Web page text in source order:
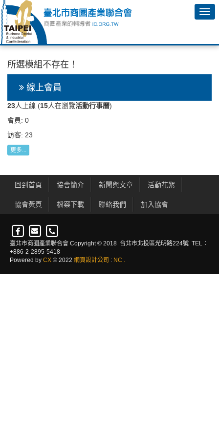
所選模組不存在！
線上會員
23人上線 (15人在瀏覽活動行事曆)
會員: 0
訪客: 23
更多...
回到首頁 協會簡介 新聞與文章 活動花絮
協會黃頁 檔案下載 聯絡我們 加入協會
臺北市商圈產業聯合會 Copyright © 2018 台北市北投區光明路224號 TEL：
+886-2-2895-5418
Powered by CX © 2022 網頁設計公司 : NC .